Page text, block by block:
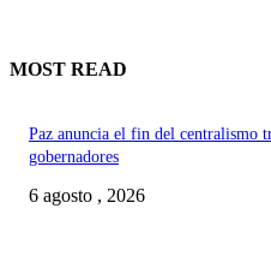
MOST READ
Paz anuncia el fin del centralismo
gobernadores
6 agosto , 2026